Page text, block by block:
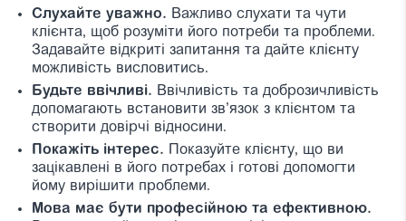
Слухайте уважно. Важливо слухати та чути
клієнта, щоб розуміти його потреби та проблеми.
Задавайте відкриті запитання та дайте клієнту
можливість висловитись.
Будьте ввічливі. Ввічливість та доброзичливість
допомагають встановити зв’язок з клієнтом та
створити довірчі відносини.
Покажіть інтерес. Показуйте клієнту, що ви
зацікавлені в його потребах і готові допомогти
йому вирішити проблеми.
Мова має бути професійною та ефективною.